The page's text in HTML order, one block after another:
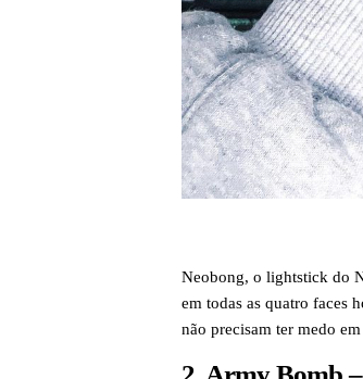
Neobong, o lightstick do
em todas as quatro faces
não precisam ter medo